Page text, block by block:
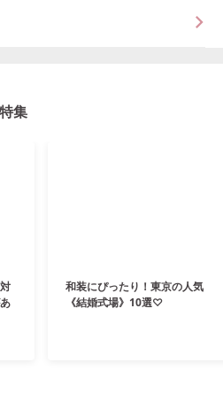
集
和装にぴったり！東京の人気
《結婚式場》10選♡